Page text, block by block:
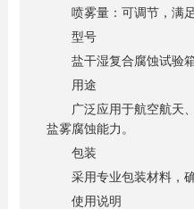
喷雾量：可调节，满足
型号
盐干湿复合腐蚀试验箱
用途
广泛应用于航空航天、
盐雾腐蚀能力。
包装
采用专业包装材料，确
使用说明